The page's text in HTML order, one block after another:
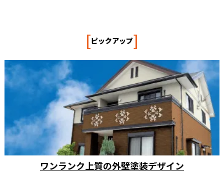
[ピックアップ]
ワンランク上質の外壁塗装デザイン